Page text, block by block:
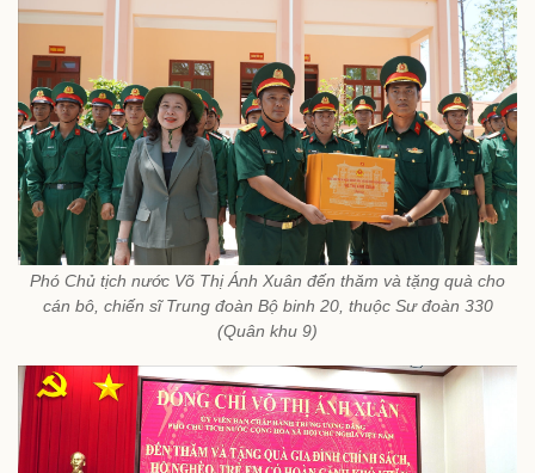
Phó Chủ tịch nước Võ Thị Ánh Xuân đến thăm và tặng quà cho
cán bô, chiến sĩ Trung đoàn Bộ binh 20, thuộc Sư đoàn 330
(Quân khu 9)